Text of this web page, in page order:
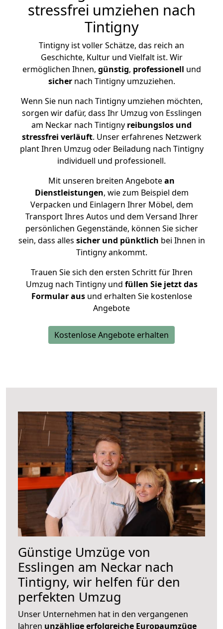
stressfrei umziehen nach
Tintigny
Tintigny ist voller Schätze, das reich an
Geschichte, Kultur und Vielfalt ist. Wir
ermöglichen Ihnen, günstig, professionell und
sichernach Tintigny umzuziehen.
Wenn Sie nun nach Tintigny umziehen möchten,
sorgen wir dafür, dass Ihr Umzug von Esslingen
am Neckar nach Tintigny reibungslos und
stressfrei verläuft. Unser erfahrenes Netzwerk
plant Ihren Umzug oder Beiladung nach Tintigny
individuell und professionell.
Mit unseren breiten Angebotean
Dienstleistungen, wie zum Beispiel dem
Verpacken und Einlagern Ihrer Möbel, dem
Transport Ihres Autos und dem Versand Ihrer
persönlichen Gegenstände, können Sie sicher
sein, dass alles sicher und pünktlich bei Ihnen in
Tintigny ankommt.
Trauen Sie sich den ersten Schritt für Ihren
Umzug nach Tintigny und füllen Sie jetzt das
Formular ausund erhalten Sie kostenlose
Angebote
Kostenlose Angebote erhalten
Günstige Umzüge von
Esslingen am Neckar nach
Tintigny, wir helfen für den
perfekten Umzug
Unser Unternehmen hat in den vergangenen
Jahren unzählige erfolgreiche Europaumzüge